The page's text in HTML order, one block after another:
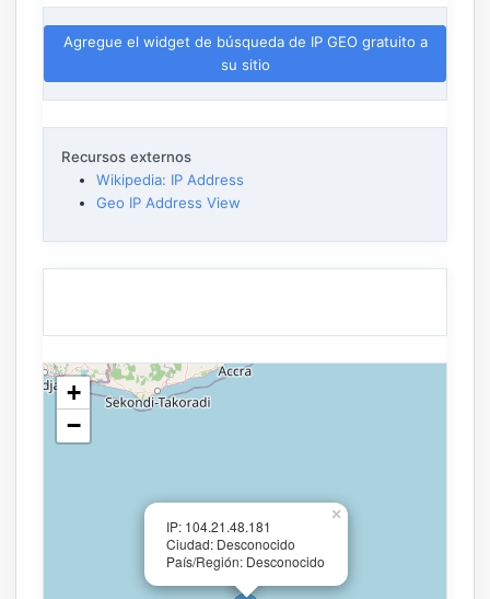
Agregue el widget de búsqueda de IP GEO gratuito a
su sitio
Recursos externos
Wikipedia: IP Address
Geo IP Address View
IP: 104.21.48.181
Ciudad: Desconocido
País/Región: Desconocido
×
+
−